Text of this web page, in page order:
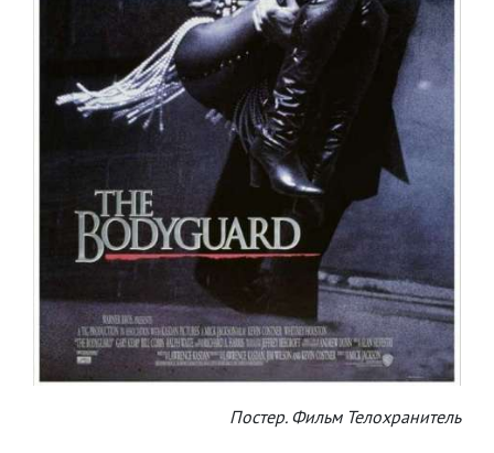
Постер. Фильм Телохранитель